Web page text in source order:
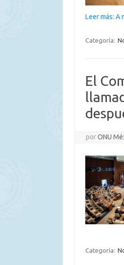
Leer más: A
Categoría:
El
porONU
Categoría: